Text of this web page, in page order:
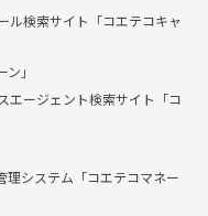
ル検索サイト「コエテコキャ
」
エージェント検索サイト「コ
理システム「コエテコマネー